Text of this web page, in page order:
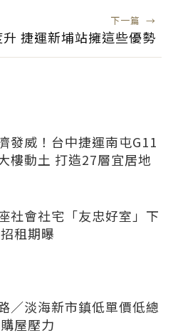
下一篇 →
捷運新埔站擁這些優勢
發威！台中捷運南屯G11
樓動土 打造27層宜居地
社會社宅「友忠好室」下
租期曝
／淡海新市鎮低單價低總
屋壓力